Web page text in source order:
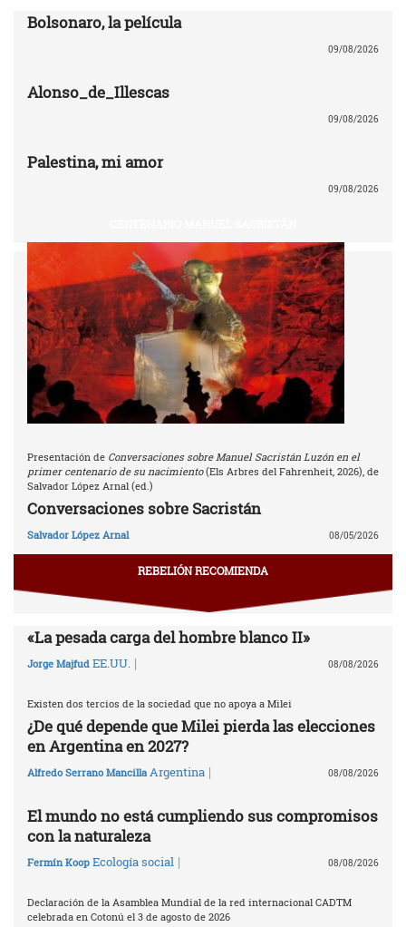
Bolsonaro, la película
09/08/2026
Alonso_de_Illescas
09/08/2026
Palestina, mi amor
09/08/2026
Presentación de Conversaciones sobre Manuel Sacristán Luzón en el
primer centenario de su nacimiento(Els Arbres del Fahrenheit, 2026), de
Salvador López Arnal (ed.)
Conversaciones sobre Sacristán
Salvador López Arnal 08/05/2026
REBELIÓN RECOMIENDA
«La pesada carga del hombre blanco II»
Jorge Majfud EE.UU. | 08/08/2026
Existen dos tercios de la sociedad que no apoya a Milei
¿De qué depende que Milei pierda las elecciones
en Argentina en 2027?
Alfredo Serrano Mancilla Argentina | 08/08/2026
El mundo no está cumpliendo sus compromisos
con la naturaleza
Fermín Koop Ecología social | 08/08/2026
Declaración de la Asamblea Mundial de la red internacional CADTM
celebrada en Cotonú el 3 de agosto de 2026